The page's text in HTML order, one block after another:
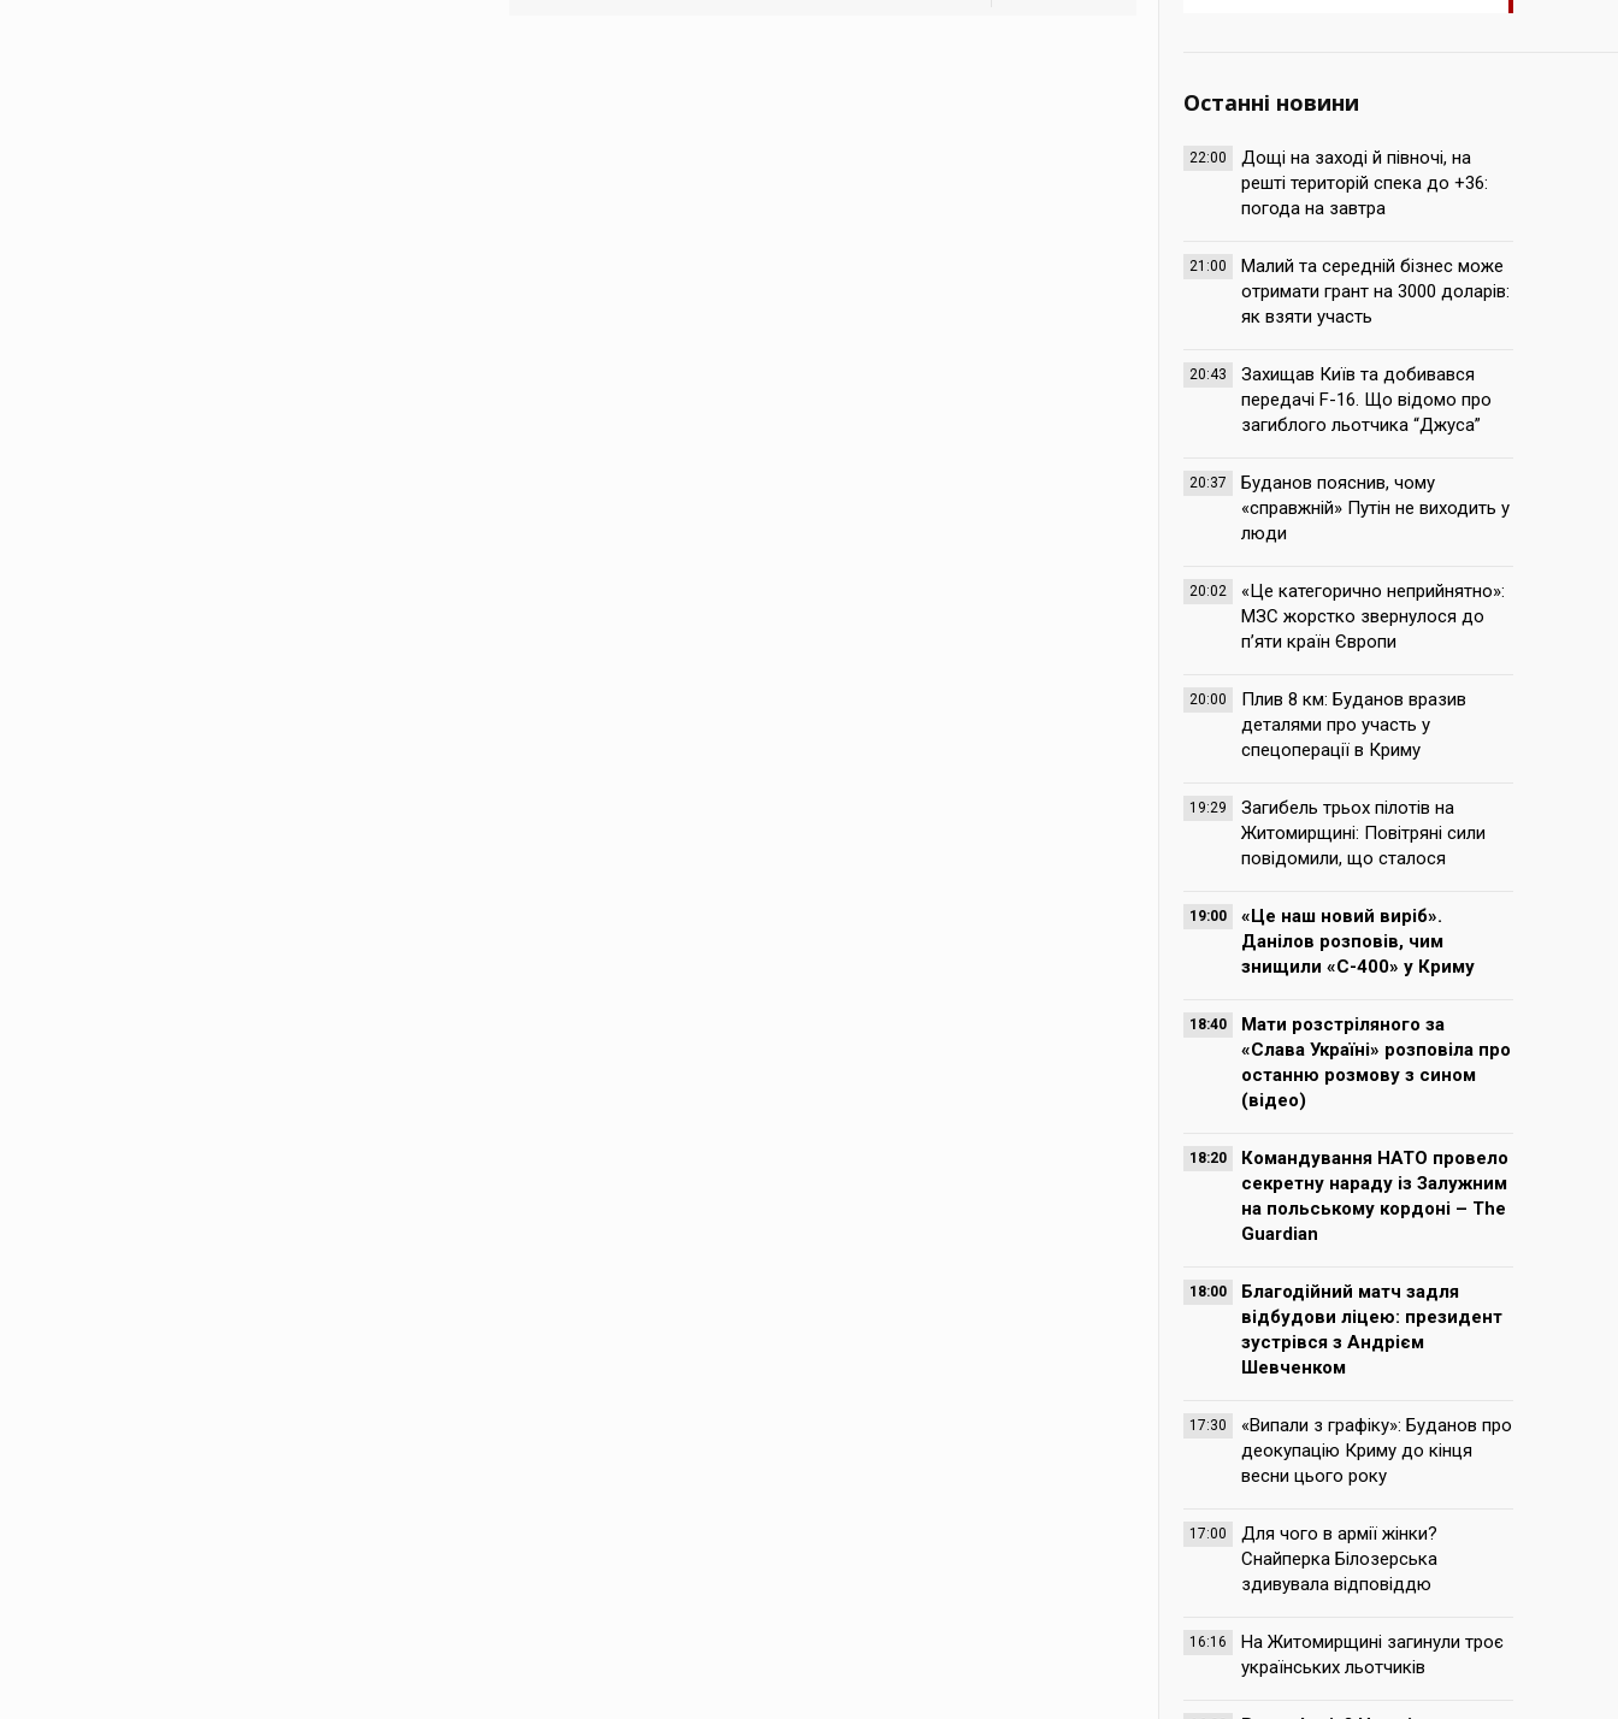
Останні новини
22:00
Дощі на заході й півночі, на
решті територій спека до +36:
погода на завтра
21:00
Малий та середній бізнес може
отримати грант на 3000 доларів:
як взяти участь
20:43
Захищав Київ та добивався
передачі F-16. Що відомо про
загиблого льотчика “Джуса”
20:37
Буданов пояснив, чому
«справжній» Путін не виходить у
люди
20:02
«Це категорично неприйнятно»:
МЗС жорстко звернулося до
п’яти країн Європи
20:00
Плив 8 км: Буданов вразив
деталями про участь у
спецоперації в Криму
19:29
Загибель трьох пілотів на
Житомирщині: Повітряні сили
повідомили, що сталося
19:00
«Це наш новий виріб».
Данілов розповів, чим
знищили «С-400» у Криму
18:40
Мати розстріляного за
«Слава Україні» розповіла про
останню розмову з сином
(відео)
18:20
Командування НАТО провело
секретну нараду із Залужним
на польському кордоні – The
Guardian
18:00
Благодійний матч задля
відбудови ліцею: президент
зустрівся з Андрієм
Шевченком
17:30
«Випали з графіку»: Буданов про
деокупацію Криму до кінця
весни цього року
17:00
Для чого в армії жінки?
Снайперка Білозерська
здивувала відповіддю
16:16
На Житомирщині загинули троє
українських льотчиків